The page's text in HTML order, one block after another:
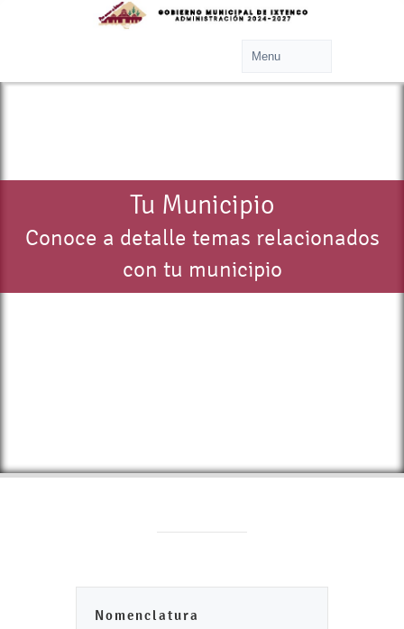
Tu Municipio
Conoce a detalle temas relacionados
con tu municipio
Nomenclatura